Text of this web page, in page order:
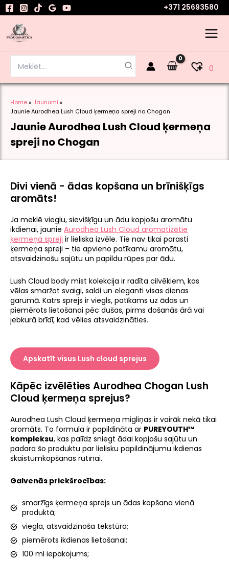
Skip
to
content
+371 25693580
for:
0
Home
Jaunumi
Jaunie Aurodhea Lush Cloud ķermeņa spreji no Chogan
Jaunie Aurodhea Lush Cloud ķermeņa
spreji no Chogan
Divi vienā - ādas kopšana un brīnišķīgs
aromāts!
Ja meklē vieglu, sievišķīgu un ādu kopjošu aromātu
ikdienai, jaunie Aurodhea Lush Cloud aromatizētie
ķermeņa spreji ir lieliska izvēle. Tie nav tikai parasti
ķermeņa spreji – tie apvieno patīkamu aromātu,
atsvaidzinošu sajūtu un papildu rūpes par ādu.
Lush Cloud body mist kolekcija ir radīta cilvēkiem, kas
vēlas smaržot svaigi, saldi un eleganti visas dienas
garumā. Katrs sprejs ir viegls, patīkams uz ādas un
piemērots lietošanai pēc dušas, pirms došanās ārā vai
jebkurā brīdī, kad vēlies atsvaidzināties.
Apskatīt visus Lush cloud sprejus
Kāpēc izvēlēties Aurodhea Chogan Lush
Cloud ķermeņa sprejus?
Aurodhea Lush Cloud ķermeņa migliņas ir vairāk nekā tikai
aromāts. To formula ir papildināta ar PUREYOUTH™
kompleksu, kas palīdz sniegt ādai kopjošu sajūtu un
padara šo produktu par lielisku papildinājumu ikdienas
skaistumkopšanas rutīnai.
Galvenās priekšrocības:
smaržīgs ķermeņa sprejs un ādas kopšana vienā
produktā;
viegla, atsvaidzinoša tekstūra;
piemērots ikdienas lietošanai;
100 ml iepakojums;